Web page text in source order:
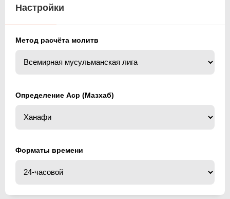
Настройки
Метод расчёта молитв
Определение Аср (Мазхаб)
Форматы времени